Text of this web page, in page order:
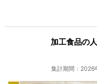
加工食品の
集計期間：2026